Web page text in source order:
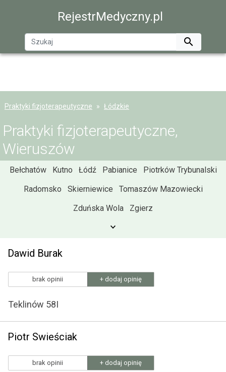
RejestrMedyczny.pl

Praktyki fizjoterapeutyczne Łódzkie
Praktyki fizjoterapeutyczne,
Wieruszów
Bełchatów Kutno Łódź Pabianice
Piotrków Trybunalski
Radomsko
Skierniewice
Tomaszów Mazowiecki
Zduńska Wola
Zgierz
Dawid Burak
brak opinii + dodaj opinię
Teklinów 58I
Piotr Swieściak
brak opinii + dodaj opinię